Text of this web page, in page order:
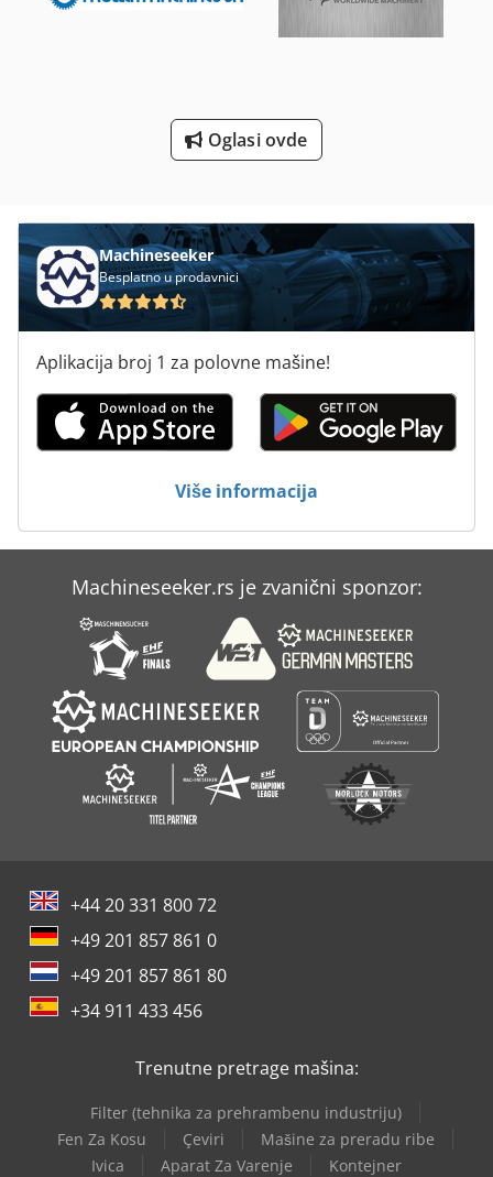
Mašine Za Potpalu
Unutrašnja Nit Mašina Za Rezanje
Oglasi ovde
Machineseeker
Besplatno u prodavnici
Aplikacija broj 1 za polovne mašine!
Više informacija
Machineseeker.rs je zvanični sponzor:
+44 20 331 800 72
+49 201 857 861 0
+49 201 857 861 80
+34 911 433 456
Trenutne pretrage mašina:
Filter (tehnika za prehrambenu industriju)
Fen Za Kosu
Çeviri
Mašine za preradu ribe
Ivica
Aparat Za Varenje Kontejner